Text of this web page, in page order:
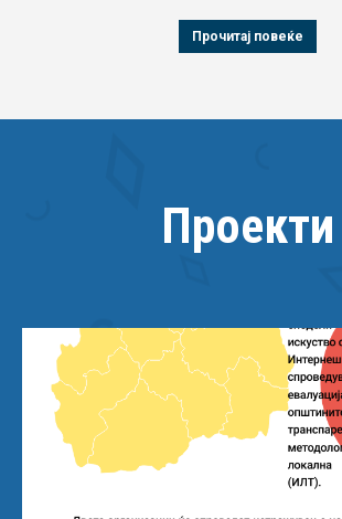
Прочитај повеќе
Проекти